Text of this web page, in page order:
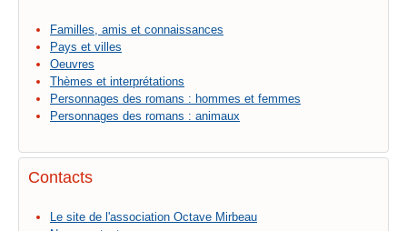
Familles, amis et connaissances
Pays et villes
Oeuvres
Thèmes et interprétations
Personnages des romans : hommes et femmes
Personnages des romans : animaux
Contacts
Le site de l'association Octave Mirbeau